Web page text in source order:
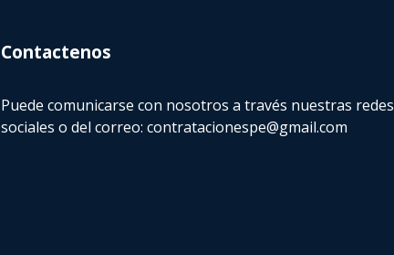
Contactenos
Puede comunicarse con nosotros a través nuestras redes
sociales o del correo:contratacionespe@gmail.com